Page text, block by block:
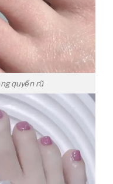
quyến rũ